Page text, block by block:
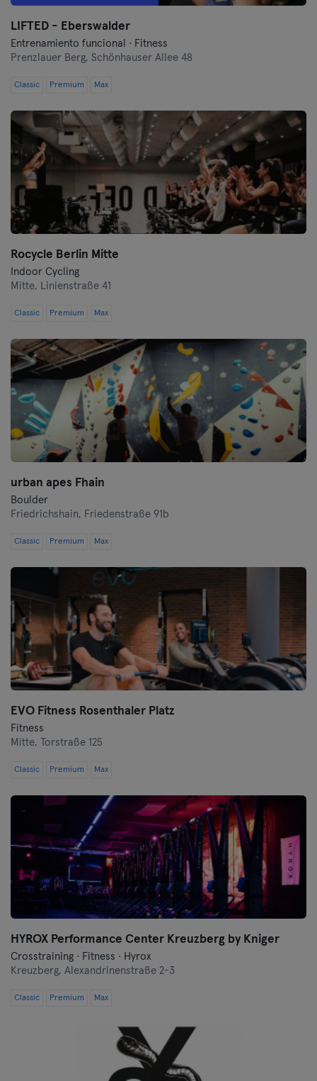
LIFTED - Eberswalder
Entrenamiento funcional · Fitness
Prenzlauer Berg, Schönhauser Allee 48
Classic Premium Max
Rocycle Berlin Mitte
Indoor Cycling
Mitte, Linienstraße 41
Classic Premium Max
urban apes Fhain
Boulder
Friedrichshain, Friedenstraße 91b
Classic Premium Max
EVO Fitness Rosenthaler Platz
Fitness
Mitte,
Torstraße 125
Classic Premium Max
HYROX Performance Center Kreuzberg by Kniger
Crosstraining · Fitness · Hyrox
Kreuzberg, Alexandrinenstraße 2-3
Classic Premium Max
Oberhausen
Passau
Ravensburg
Ratisbona
Reutlingen
Rostock
Saarbrücken
Saarlouis
Siegen
Straubing
Stuttgart
Trier
Wolfsburg
Wuppertal
Wurzburgo
Zwickau